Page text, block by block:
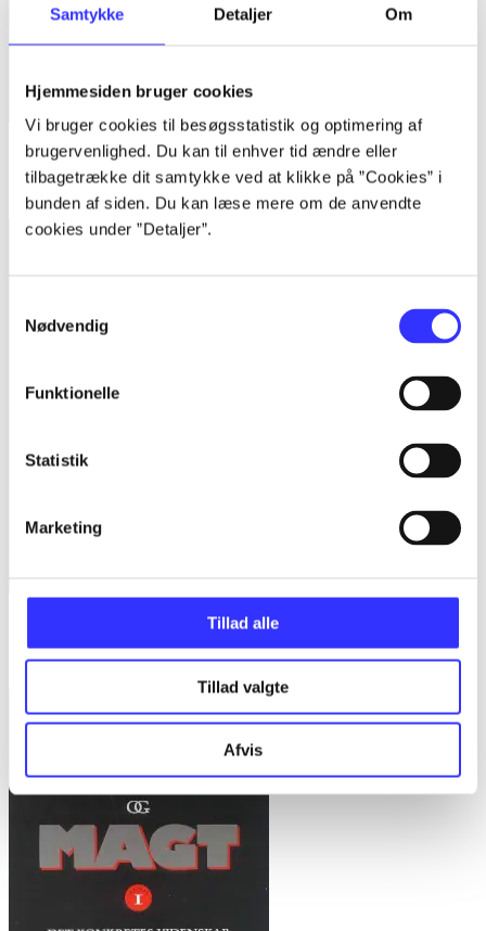
Samtykke Detaljer Om
Hjemmesiden bruger cookies
Vi bruger cookies til besøgsstatistik og optimering af
brugervenlighed. Du kan til enhver tid ændre eller
tilbagetrække dit samtykke ved at klikke på ”Cookies” i
bunden af siden. Du kan læse mere om de anvendte
cookies under ”Detaljer”.
Nødvendig
Funktionelle
Statistik
Marketing
Tillad alle
Tillad valgte
Afvis
Bind 1 -Rationalitet og magt. Bind 1 : Det konkretes videnskab
Bent Flyvbjerg
Rationalitet og magt. Bd. 1 : Det konkretes videnskab
Bent Flyvbjerg